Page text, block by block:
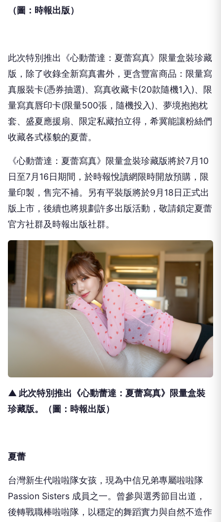
（圖：時報出版）
此次特別推出《心動蕾達：夏蕾寫真》限量盒裝珍藏
版，除了收錄全新寫真書外，更含豐富商品：限量寫
真服裝卡(憑券抽選)、寫真收藏卡(20款隨機1入)、限
量寫真唇印卡(限量500張，隨機投入)、夢境抱抱枕
套、盛夏應援扇、限定私藏拍立得，希冀能讓粉絲們
收藏各式樣貌的夏蕾。
《心動蕾達：夏蕾寫真》限量盒裝珍藏版將於7月10
日至7月16日期間，於時報悅讀網限時開放預購，限
量印製，售完不補。另有平裝版將於9月18日正式出
版上市，後續也將規劃許多出版活動，敬請鎖定夏蕾
官方社群及時報出版社群。
▲ 此次特別推出《心動蕾達：夏蕾寫真》限量盒裝
珍藏版。（圖：時報出版）
夏蕾
台灣新生代啦啦隊女孩，現為中信兄弟專屬啦啦隊
Passion Sisters 成員之一。曾參與選秀節目出道，
後轉戰職棒啦啦隊，以穩定的舞蹈實力與自然不造作